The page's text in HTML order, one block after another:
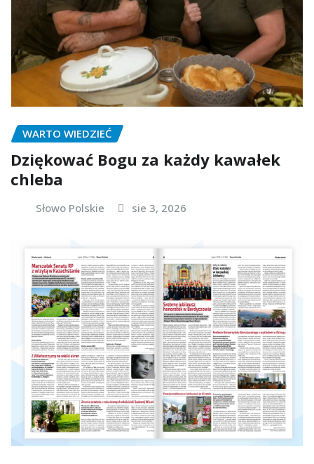
WARTO WIEDZIEĆ
Dziękować Bogu za każdy kawałek
chleba
Słowo Polskie sie 3, 2026